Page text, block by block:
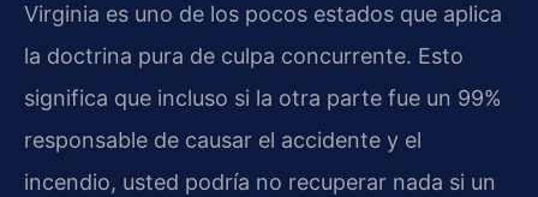
Virginia es uno de los pocos estados que aplica
la doctrina pura de culpa concurrente. Esto
significa que incluso si la otra parte fue un 99%
responsable de causar el accidente y el
incendio, usted podría no recuperar nada si un